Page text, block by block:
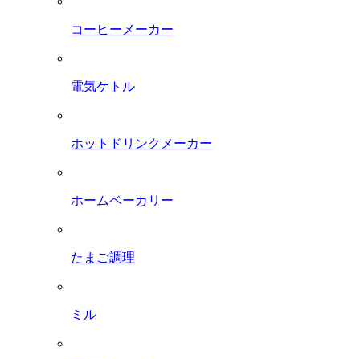
コーヒーメーカー
電気ケトル
ホットドリンクメーカー
ホームベーカリー
たまご調理
ミル